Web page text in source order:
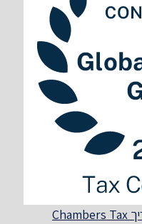
הרצוג חיבר את הפרק הישראלי במדריך Chambers Tax